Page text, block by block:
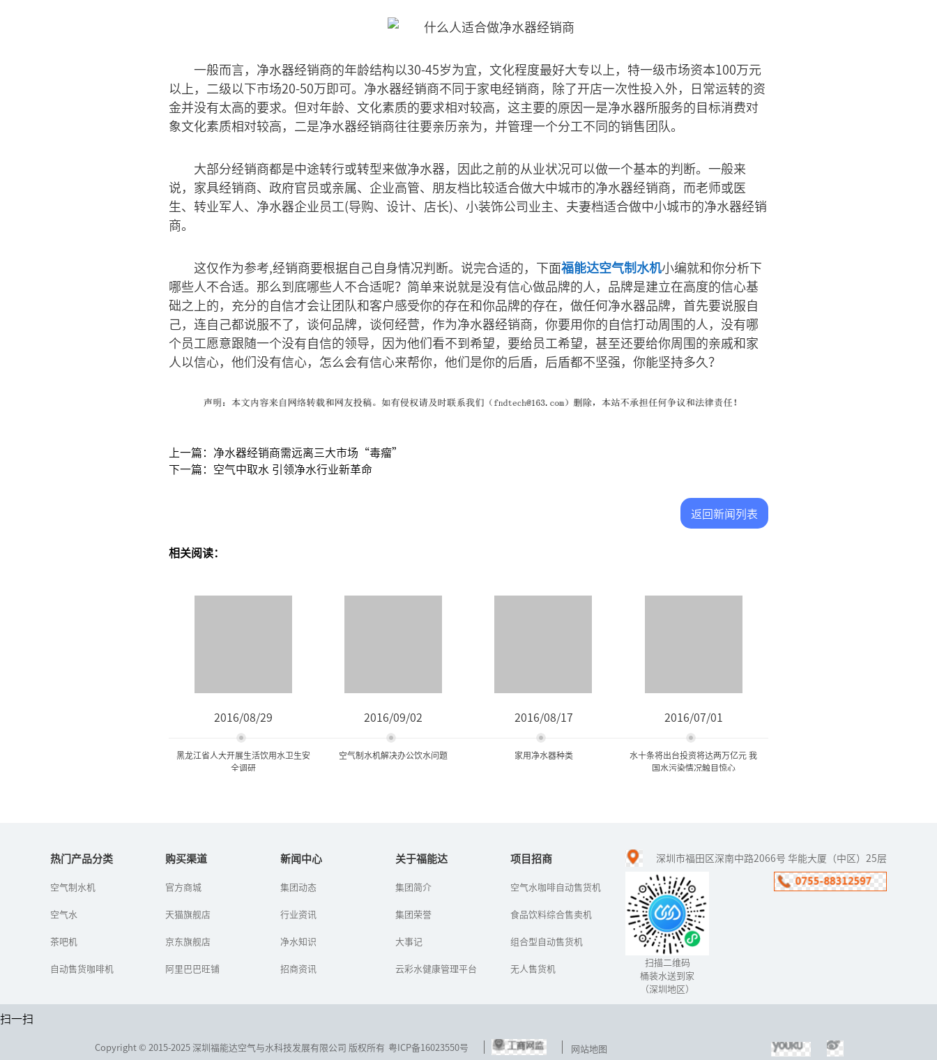
一般而言，净水器经销商的年龄结构以30-45岁为宜，文化程度最好大专以上，特一级市场资本100万元
以上，二级以下市场20-50万即可。净水器经销商不同于家电经销商，除了开店一次性投入外，日常运转的资
金并没有太高的要求。但对年龄、文化素质的要求相对较高，这主要的原因一是净水器所服务的目标消费对
象文化素质相对较高，二是净水器经销商往往要亲历亲为，并管理一个分工不同的销售团队。
大部分经销商都是中途转行或转型来做净水器，因此之前的从业状况可以做一个基本的判断。一般来
说，家具经销商、政府官员或亲属、企业高管、朋友档比较适合做大中城市的净水器经销商，而老师或医
生、转业军人、净水器企业员工(导购、设计、店长)、小装饰公司业主、夫妻档适合做中小城市的净水器经销
商。
这仅作为参考,经销商要根据自己自身情况判断。说完合适的，下面福能达空气制水机小编就和你分析下
哪些人不合适。那么到底哪些人不合适呢？简单来说就是没有信心做品牌的人，品牌是建立在高度的信心基
础之上的，充分的自信才会让团队和客户感受你的存在和你品牌的存在，做任何净水器品牌，首先要说服自
己，连自己都说服不了，谈何品牌，谈何经营，作为净水器经销商，你要用你的自信打动周围的人，没有哪
个员工愿意跟随一个没有自信的领导，因为他们看不到希望，要给员工希望，甚至还要给你周围的亲戚和家
人以信心，他们没有信心，怎么会有信心来帮你，他们是你的后盾，后盾都不坚强，你能坚持多久？
上一篇：净水器经销商需远离三大市场“毒瘤”
下一篇：空气中取水 引领净水行业新革命
返回新闻列表
相关阅读：
2016/08/29
黑龙江省人大开展生活饮用水卫生安
全调研
目前,饮水水源受污染的情
水源中的无机物、有机物
着人们的健康。...
2016/09/02
空气制水机解决办公饮水问题
办公室里的饮水问题通常
我们会看到一罐又一罐的
个一劳永逸的解决办法，
2016/08/17
家用净水器种类
在许多家庭都用上了净水
浴用水都可以用到净水机
类有很多，...
2016/07/01
水十条将出台投资将达两万亿元 我
国水污染情况触目惊心
水十条”的《水污染防治
行动计划》已经在年前获
得国务院常委会通过，有
望在下月出台。
热门产品分类
空气制水机
空气水
茶吧机
自动售货咖啡机
购买渠道
官方商城
天猫旗舰店
京东旗舰店
阿里巴巴旺铺
新闻中心
集团动态
行业资讯
净水知识
招商资讯
关于福能达
集团简介
集团荣誉
大事记
云彩水健康管理平台
项目招商
空气水咖啡自动售货机
食品饮料综合售卖机
组合型自动售货机
无人售货机
深圳市福田区深南中路2066号 华能大厦（中区）25层
扫描二维码
桶装水送到家
（深圳地区）
扫一扫
Copyright © 2015-2025 深圳福能达空气与水科技发展有限公司 版权所有 粤ICP备16023550号 网站地图